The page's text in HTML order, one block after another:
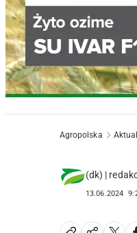
Agropolska
(dk) |
13.06.2024